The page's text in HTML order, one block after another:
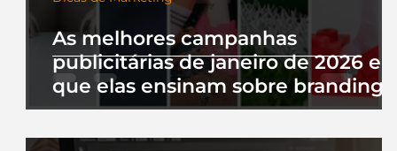
As melhores campanhas
publicitárias de janeiro de 2026 e
que elas ensinam sobre branding